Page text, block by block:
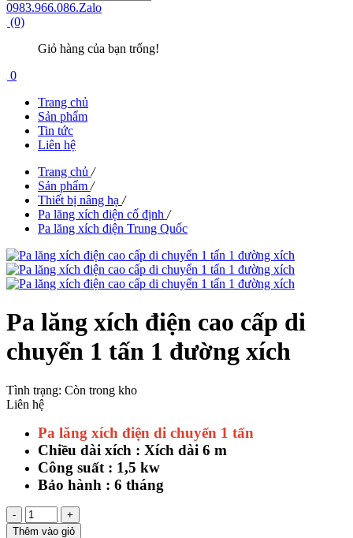
0983.966.086.Zalo
(0)
Giỏ hàng của bạn trống!
0
Trang chủ
Sản phẩm
Tin tức
Liên hệ
Trang chủ /
Sản phẩm /
Thiết bị nâng hạ /
Pa lăng xích điện cố định /
Pa lăng xích điện Trung Quốc
Pa lăng xích điện cao cấp di
chuyển 1 tấn 1 đường xích
Tình trạng: Còn trong kho
Liên hệ
Pa lăng xích điện di chuyển 1 tấn
Chiều dài xích : Xích dài 6 m
Công suất : 1,5 kw
Bảo hành : 6 tháng
-
+
Thêm vào giỏ